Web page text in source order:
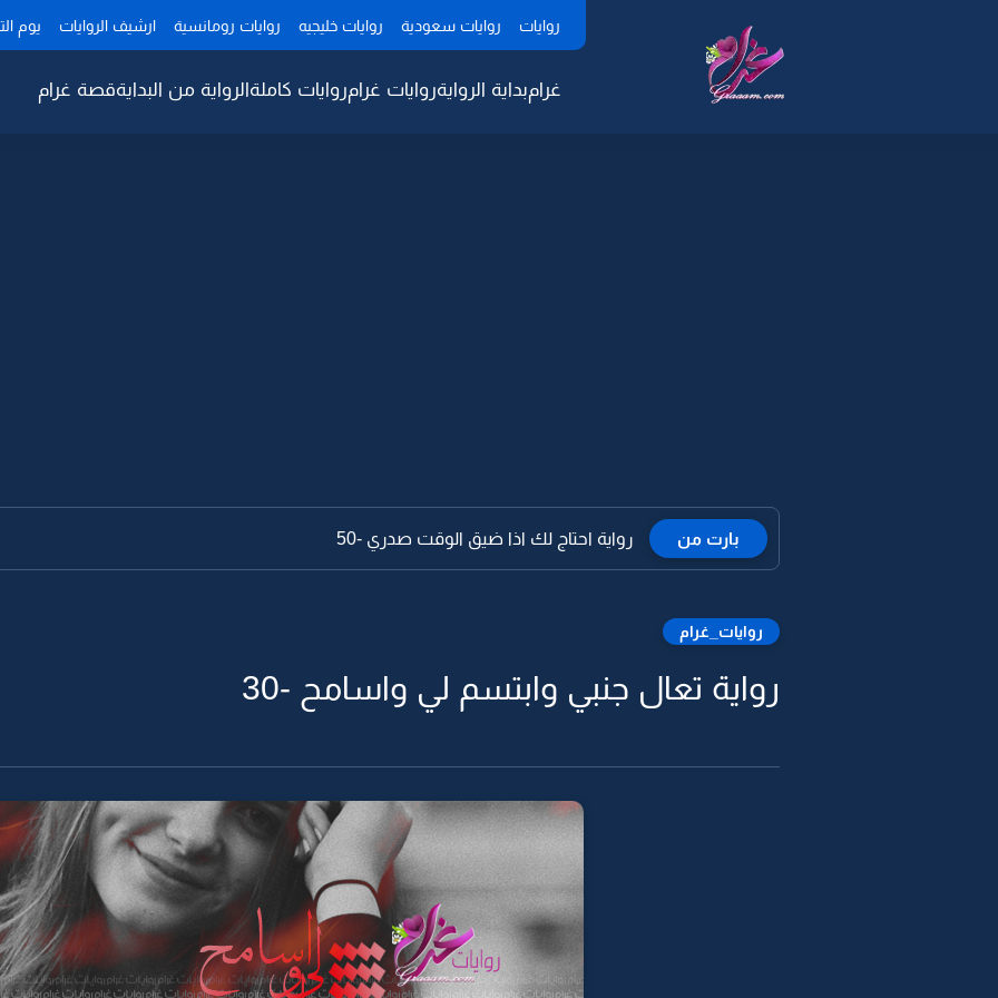
روايات روايات سعودية روايات خليجيه روايات رومانسية ارشيف الروايات يوم
غرامبداية الروايةروايات غرامروايات كاملةالرواية من البدايةقصة غرام
بارت من رواية احتاج لك اذا ضيق الوقت صدري -50
روايات_غرام
رواية تعال جنبي وابتسم لي واسامح -30